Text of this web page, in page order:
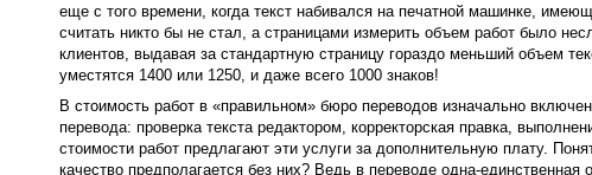
еще с того времени, когда текст набивался на печатной машинке,
считать никто бы не стал, а страницами измерить объем работ было
клиентов, выдавая за стандартную страницу гораздо меньший объем
уместятся 1400 или 1250, и даже всего 1000 знаков!
В стоимость работ в «правильном» бюро переводов изначально
перевода: проверка текста редактором, корректорская правка,
стоимости работ предлагают эти услуги за дополнительную плату.
качество предполагается без них? Ведь в переводе одна-